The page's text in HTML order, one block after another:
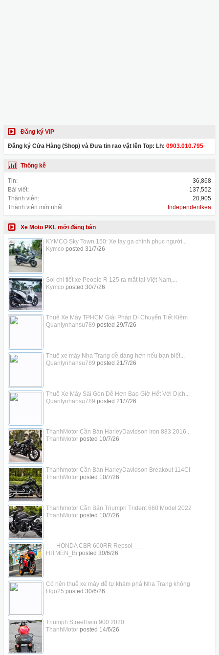
Đăng ký VIP
Đăng ký Cửa Hàng (Shop) và Đưa tin rao vặt lên Top: Lh: 0903.010.795
Thống kê
Tin:
36,868
Bài viết:
137,552
Thành viên:
20,905
Thành viên mới nhất:
Independentkea
Xe Moto PKL mới đăng bán
KYMCO Sky Town 150: Xe tay ga chinh phục người...
Kymco posted 31/7/26
Soi chi tiết xe People R 125 ra mắt tại Việt Nam,...
Kymco posted 30/7/26
Thuê Xe Máy TPHCM Giải Pháp Di Chuyển Tiết Kiệm
Quanlynhansu789 posted 29/7/26
Thuê xe máy Nha Trang dễ dàng hơn nếu bạn biết...
Quanlynhansu789 posted 21/7/26
Thuê Xe Máy Sài Gòn Dễ Hơn Bao Giờ Hết Với Dịch...
Quanlynhansu789 posted 21/7/26
ThanhMotor Cần Bán HarleyDavidson Iron 883 2016...
ThanhMotorposted 10/7/26
Thanhmotor Cần Bán HarleyDavidson Breakout 114CI
ThanhMotorposted 10/7/26
Thanhmotor Cần Bán Triumph Trident 660 Model 2022
ThanhMotorposted 10/7/26
___HONDA CBR 600RR Repsol___
HITMEN_Bi posted 30/6/26
Có nên thuê xe máy để tự khám phá Nha Trang không
Hgo25 posted 30/6/26
Triumph StreetTwin 900 2020
ThanhMotorposted 14/6/26